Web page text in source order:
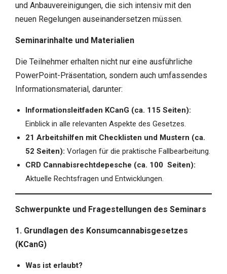
und Anbauvereinigungen, die sich intensiv mit den
neuen Regelungen auseinandersetzen müssen.
Seminarinhalte und Materialien
Die Teilnehmer erhalten nicht nur eine ausführliche
PowerPoint-Präsentation, sondern auch umfassendes
Informationsmaterial, darunter:
Informationsleitfaden KCanG (ca. 115 Seiten):
Einblick in alle relevanten Aspekte des Gesetzes.
21 Arbeitshilfen mit Checklisten und Mustern (ca.
52 Seiten): Vorlagen für die praktische Fallbearbeitung.
CRD Cannabisrechtdepesche (ca. 100 Seiten):
Aktuelle Rechtsfragen und Entwicklungen.
Schwerpunkte und Fragestellungen des Seminars
1. Grundlagen des Konsumcannabisgesetzes
(KCanG)
Was ist erlaubt?